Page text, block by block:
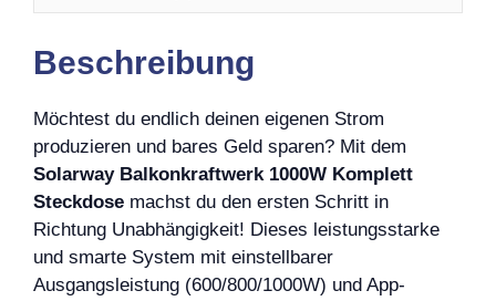
Beschreibung
Möchtest du endlich deinen eigenen Strom
produzieren und bares Geld sparen? Mit dem
Solarway Balkonkraftwerk 1000W Komplett
Steckdose machst du den ersten Schritt in
Richtung Unabhängigkeit! Dieses leistungsstarke
und smarte System mit einstellbarer
Ausgangsleistung (600/800/1000W) und App-